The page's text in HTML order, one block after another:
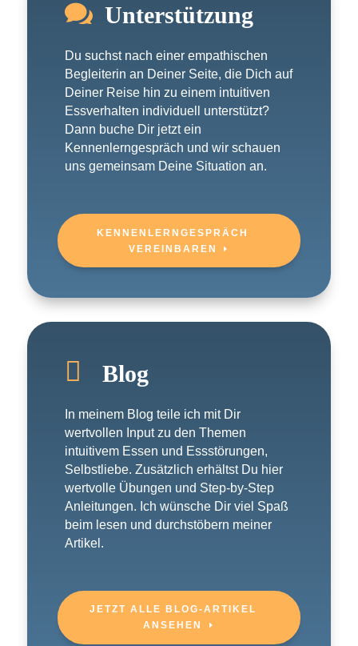
 Unterstützung
Du suchst nach einer empathischen
Begleiterin an Deiner Seite, die Dich auf
Deiner Reise hin zu einem intuitiven
Essverhalten individuell unterstützt?
Dann buche Dir jetzt ein
Kennenlerngespräch und wir schauen
uns gemeinsam Deine Situation an.
KENNENLERNGESPRÄCH
VEREINBAREN
 Blog
In meinem Blog teile ich mit Dir
wertvollen Input zu den Themen
intuitivem Essen und Essstörungen,
Selbstliebe. Zusätzlich erhältst Du hier
wertvolle Übungen und Step-by-Step
Anleitungen. Ich wünsche Dir viel Spaß
beim lesen und durchstöbern meiner
Artikel.
JETZT ALLE BLOG-ARTIKEL
ANSEHEN